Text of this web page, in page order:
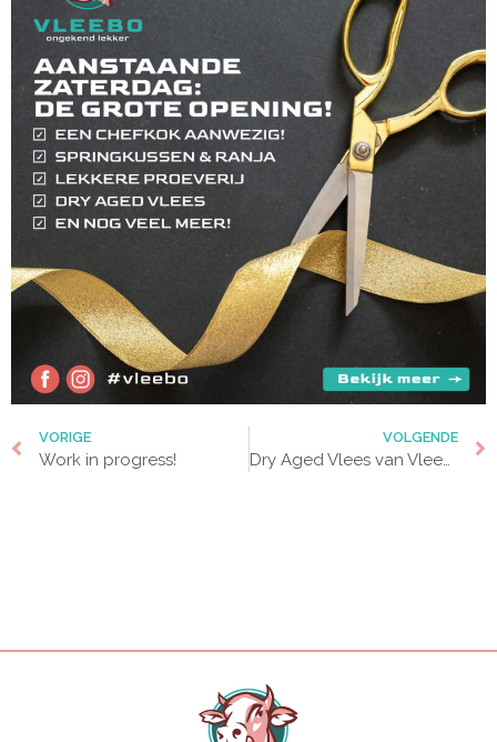
VORIGE
Work in progress!
VOLGENDE
Dry Aged Vlees van Vleebo: een smaakbeleving om niet te missen